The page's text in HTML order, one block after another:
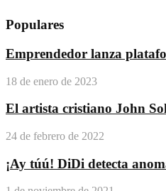
Populares
Emprendedor lanza
18 de enero de 2023
El artista cristiano John
24 de febrero de 2022
¡Ay túú! DiDi detecta